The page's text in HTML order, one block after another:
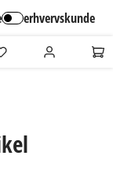
erhvervskunde